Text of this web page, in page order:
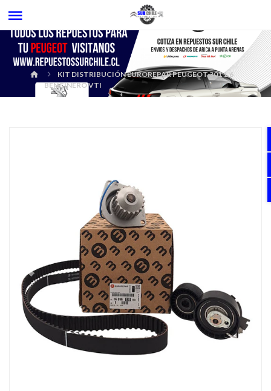
KIT DISTRIBUCIÓN EUROREPAR PEUGEOT 301 1.6
BENCINERO VTI
Previous